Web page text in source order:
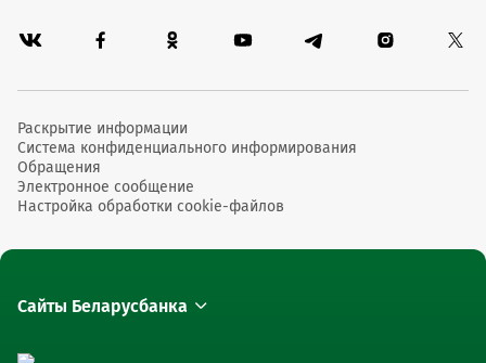
Раскрытие информации
Система конфиденциального информирования
Обращения
Электронное сообщение
Настройка обработки cookie-файлов
Сайты Беларусбанка